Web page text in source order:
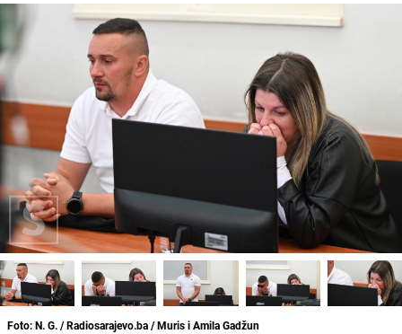
Foto: N. G. / Radiosarajevo.ba / Muris i Amila Gadžun